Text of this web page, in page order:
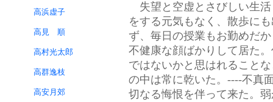
失望と空虚とさびしい生
をする元気もなく、散歩に
ず、毎日の授業もお勤めだ
不健康な顔ばかりして居た
ではないかと思はれること
の中は常に乾いた。----不真
切なる悔恨を伴って来た。
高浜虚子
高見 順
高村光太郎
高群逸枝
高安月郊